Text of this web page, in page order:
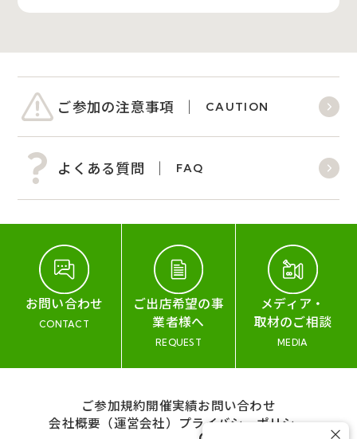
ご参加の注意事項 CAUTION
よくある質問 FAQ
お問い合わせ
CONTACT
ご出店希望の事
業者様へ
REQUEST
メディア・
取材のご相談
MEDIA
ご参加規約開催実績お問い合わせ
会社概要（運営会社） プライバシーポリシー
×